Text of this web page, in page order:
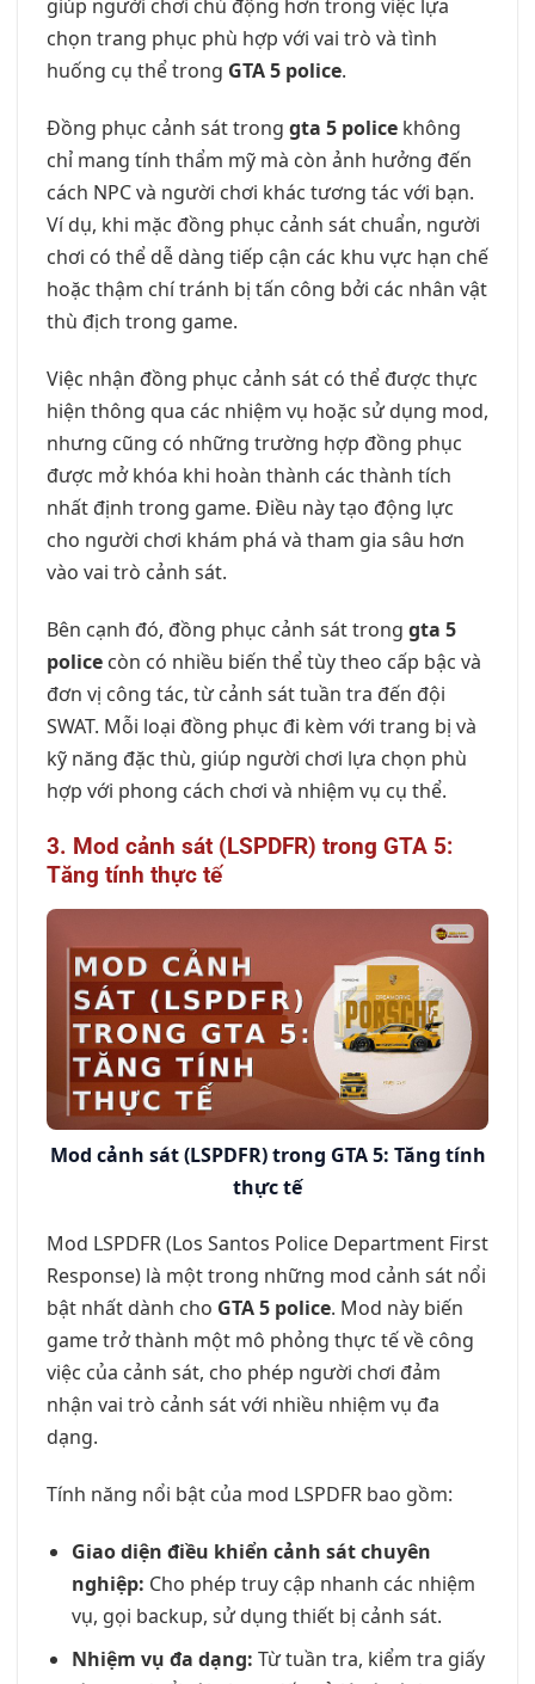
giúp người chơi chủ động hơn trong việc lựa
chọn trang phục phù hợp với vai trò và tình
huống cụ thể trong GTA 5 police.
Đồng phục cảnh sát trong gta 5 police không
chỉ mang tính thẩm mỹ mà còn ảnh hưởng đến
cách NPC và người chơi khác tương tác với bạn.
Ví dụ, khi mặc đồng phục cảnh sát chuẩn, người
chơi có thể dễ dàng tiếp cận các khu vực hạn chế
hoặc thậm chí tránh bị tấn công bởi các nhân vật
thù địch trong game.
Việc nhận đồng phục cảnh sát có thể được thực
hiện thông qua các nhiệm vụ hoặc sử dụng mod,
nhưng cũng có những trường hợp đồng phục
được mở khóa khi hoàn thành các thành tích
nhất định trong game. Điều này tạo động lực
cho người chơi khám phá và tham gia sâu hơn
vào vai trò cảnh sát.
Bên cạnh đó, đồng phục cảnh sát trong gta 5
police còn có nhiều biến thể tùy theo cấp bậc và
đơn vị công tác, từ cảnh sát tuần tra đến đội
SWAT. Mỗi loại đồng phục đi kèm với trang bị và
kỹ năng đặc thù, giúp người chơi lựa chọn phù
hợp với phong cách chơi và nhiệm vụ cụ thể.
3. Mod cảnh sát (LSPDFR) trong GTA 5:
Tăng tính thực tế
Mod cảnh sát (LSPDFR) trong GTA 5: Tăng tính
thực tế
Mod LSPDFR (Los Santos Police Department First
Response) là một trong những mod cảnh sát nổi
bật nhất dành cho GTA 5 police. Mod này biến
game trở thành một mô phỏng thực tế về công
việc của cảnh sát, cho phép người chơi đảm
nhận vai trò cảnh sát với nhiều nhiệm vụ đa
dạng.
Tính năng nổi bật của mod LSPDFR bao gồm:
Giao diện điều khiển cảnh sát chuyên
nghiệp: Cho phép truy cập nhanh các nhiệm
vụ, gọi backup, sử dụng thiết bị cảnh sát.
Nhiệm vụ đa dạng: Từ tuần tra, kiểm tra giấy